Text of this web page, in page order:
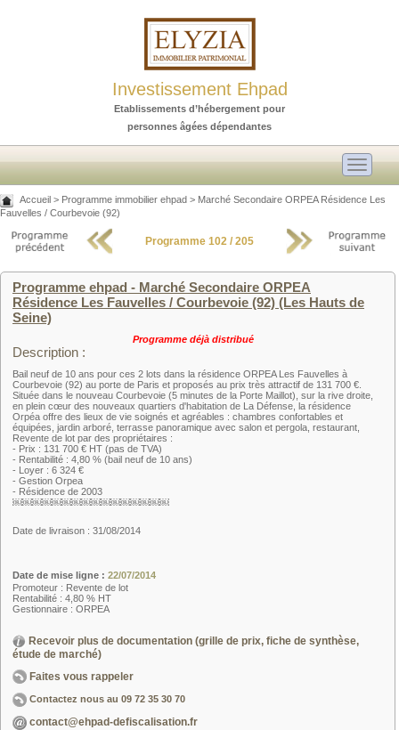
Investissement Ehpad
Etablissements d’hébergement pour
personnes âgées dépendantes
Toggle
Accueil > Programme immobilier ehpad > Marché Secondaire ORPEA Résidence Les
Fauvelles / Courbevoie (92)
Programme 102 / 205
Programme ehpad - Marché Secondaire ORPEA
Résidence Les Fauvelles / Courbevoie (92) (Les Hauts de
Seine)
Programme déjà distribué
Description :
Bail neuf de 10 ans pour ces 2 lots dans la résidence ORPEA Les Fauvelles à
Courbevoie (92) au porte de Paris et proposés au prix très attractif de 131 700 €.
Située dans le nouveau Courbevoie (5 minutes de la Porte Maillot), sur la rive droite,
en plein cœur des nouveaux quartiers d'habitation de La Défense, la résidence
Orpéa offre des lieux de vie soignés et agréables : chambres confortables et
équipées, jardin arboré, terrasse panoramique avec salon et pergola, restaurant,
Revente de lot par des propriétaires :
- Prix : 131 700 € HT (pas de TVA)
- Rentabilité : 4,80 % (bail neuf de 10 ans)
- Loyer : 6 324 €
- Gestion Orpea
- Résidence de 2003
￼￼￼￼￼￼￼￼￼￼￼￼￼￼￼￼
Date de livraison : 31/08/2014
Date de mise ligne : 22/07/2014
Promoteur : Revente de lot
Rentabilité : 4,80 % HT
Gestionnaire : ORPEA
Recevoir plus de documentation (grille de prix, fiche de synthèse,
étude de marché)
Faites vous rappeler
Contactez nous au 09 72 35 30 70
contact@ehpad-defiscalisation.fr